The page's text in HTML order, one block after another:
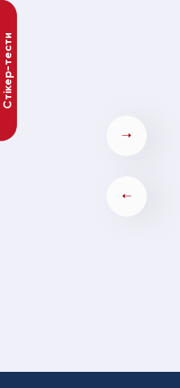
Стікер-тести